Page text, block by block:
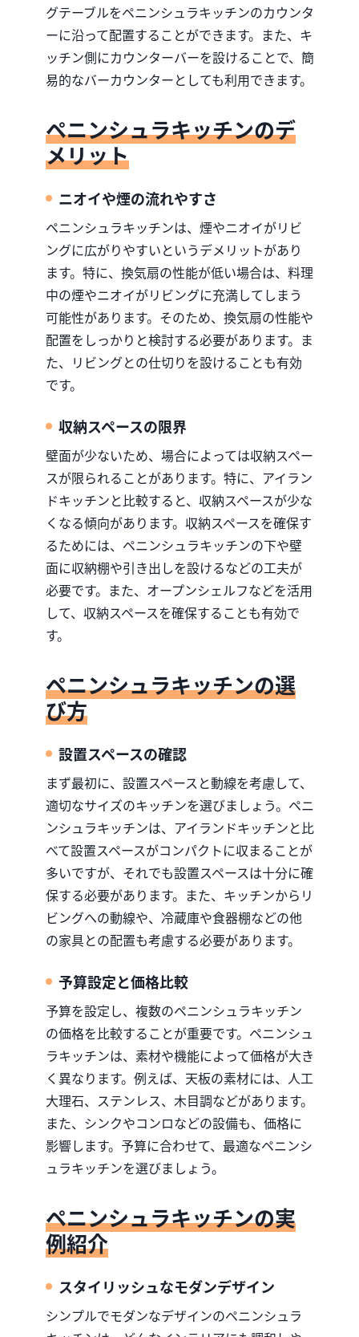
グテーブルをペニンシュラキッチンのカウンタ
ーに沿って配置することができます。また、キ
ッチン側にカウンターバーを設けることで、簡
易的なバーカウンターとしても利用できます。
ペニンシュラキッチンのデ
メリット
ニオイや煙の流れやすさ
ペニンシュラキッチンは、煙やニオイがリビ
ングに広がりやすいというデメリットがあり
ます。特に、換気扇の性能が低い場合は、料理
中の煙やニオイがリビングに充満してしまう
可能性があります。そのため、換気扇の性能や
配置をしっかりと検討する必要があります。ま
た、リビングとの仕切りを設けることも有効
です。
収納スペースの限界
壁面が少ないため、場合によっては収納スペー
スが限られることがあります。特に、アイラン
ドキッチンと比較すると、収納スペースが少な
くなる傾向があります。収納スペースを確保す
るためには、ペニンシュラキッチンの下や壁
面に収納棚や引き出しを設けるなどの工夫が
必要です。また、オープンシェルフなどを活用
して、収納スペースを確保することも有効で
す。
ペニンシュラキッチンの選
び方
設置スペースの確認
まず最初に、設置スペースと動線を考慮して、
適切なサイズのキッチンを選びましょう。ペニ
ンシュラキッチンは、アイランドキッチンと比
べて設置スペースがコンパクトに収まることが
多いですが、それでも設置スペースは十分に確
保する必要があります。また、キッチンからリ
ビングへの動線や、冷蔵庫や食器棚などの他
の家具との配置も考慮する必要があります。
予算設定と価格比較
予算を設定し、複数のペニンシュラキッチン
の価格を比較することが重要です。ペニンシュ
ラキッチンは、素材や機能によって価格が大き
く異なります。例えば、天板の素材には、人工
大理石、ステンレス、木目調などがあります。
また、シンクやコンロなどの設備も、価格に
影響します。予算に合わせて、最適なペニンシ
ュラキッチンを選びましょう。
ペニンシュラキッチンの実
例紹介
スタイリッシュなモダンデザイン
シンプルでモダンなデザインのペニンシュラ